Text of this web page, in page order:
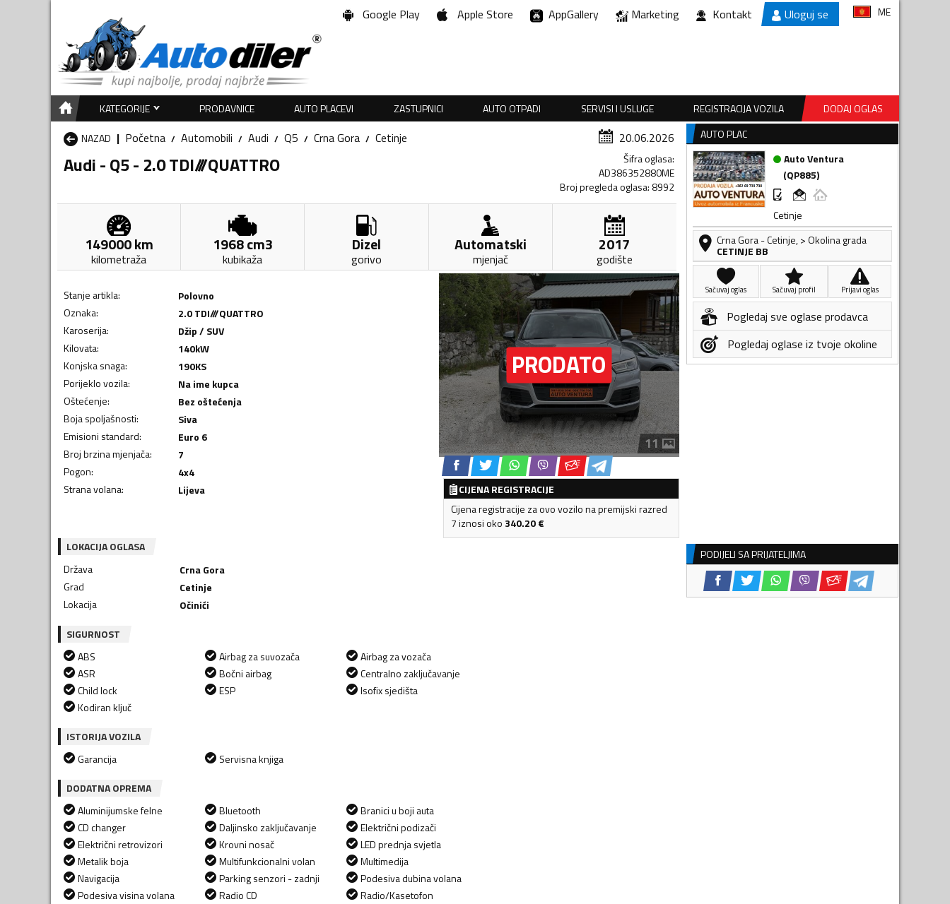
Google Play Apple Store AppGallery Marketing Kontakt Uloguj se ME
KATEGORIJE PRODAVNICE AUTO PLACEVI ZASTUPNICI AUTO OTPADI SERVISI I USLUGE REGISTRACIJA VOZILA
DODAJ OGLAS
NAZAD
Početna Automobili Audi Q5 Crna Gora Cetinje 20.06.2026
Audi - Q5 - 2.0 TDI///QUATTRO Šifra oglasa:
AD386352880ME
Broj pregleda oglasa: 8992
149000km
kilometraža
1968cm3
kubikaža
Dizel
gorivo
Automatski
mjenjač
2017
godište
Stanje artikla:
Polovno
Oznaka:
2.0 TDI///QUATTRO
Karoserija:
Džip / SUV
Kilovata: 140kW
Konjska snaga: 190KS
Porijeklo vozila:
Na ime kupca
Oštećenje:
Bez oštećenja
Boja spoljašnosti:
Siva
Emisioni standard:
Euro 6
Broj brzina mjenjača:
7
Pogon:
4x4
Strana volana: Lijeva
11
CIJENA REGISTRACIJE
Cijena registracije za ovo vozilo na premijski razred
7 iznosi oko 340.20€
LOKACIJA OGLASA
Država
Crna Gora
Grad
Cetinje
Lokacija
Očinići
SIGURNOST
ABS
ASR
Child lock
Kodiran ključ
Airbag za suvozača
Bočni airbag
ESP
Airbag za vozača
Centralno zaključavanje
Isofix sjedišta
ISTORIJA VOZILA
Garancija
Servisna knjiga
DODATNA OPREMA
Aluminijumske felne
CD changer
Električni retrovizori
Metalik boja
Navigacija
Podesiva visina volana
Bluetooth
Daljinsko zaključavanje
Krovni nosač
Multifunkcionalni volan
Parking senzori - zadnji
Radio CD
Branici u boji auta
Električni podizači
LED prednja svjetla
Multimedija
Podesiva dubina volana
Radio/Kasetofon
AUTO PLAC
Auto Ventura
(QP885)
Cetinje
Crna Gora-Cetinje,> Okolina grada
CETINJE BB
Sačuvaj oglas Sačuvaj profil Prijavi oglas
Pogledaj sve oglase prodavca
Pogledaj oglase iz tvoje okoline
PODIJELI SA PRIJATELJIMA